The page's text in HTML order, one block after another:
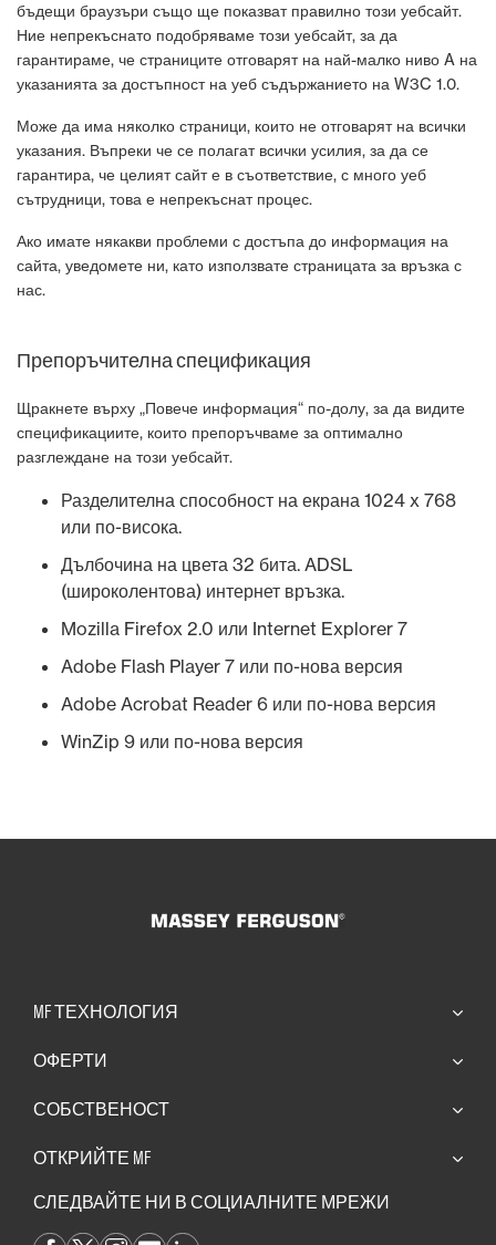
бъдещи браузъри също ще показват правилно този уебсайт.
Ние непрекъснато подобряваме този уебсайт, за да
гарантираме, че страниците отговарят на най-малко ниво A на
указанията за достъпност на уеб съдържанието на W3C 1.0.
Може да има няколко страници, които не отговарят на всички
указания. Въпреки че се полагат всички усилия, за да се
гарантира, че целият сайт е в съответствие, с много уеб
сътрудници, това е непрекъснат процес.
Ако имате някакви проблеми с достъпа до информация на
сайта, уведомете ни, като използвате страницата за връзка с
нас.
Препоръчителна спецификация
Щракнете върху „Повече информация“ по-долу, за да видите
спецификациите, които препоръчваме за оптимално
разглеждане на този уебсайт.
Разделителна способност на екрана 1024 x 768
или по-висока.
Дълбочина на цвета 32 бита. ADSL
(широколентова) интернет връзка.
Mozilla Firefox 2.0 или Internet Explorer 7
Adobe Flash Player 7 или по-нова версия
Adobe Acrobat Reader 6 или по-нова версия
WinZip 9 или по-нова версия
MF ТЕХНОЛОГИЯ
ОФЕРТИ
СОБСТВЕНОСТ
ОТКРИЙТЕ MF
СЛЕДВАЙТЕ НИ В СОЦИАЛНИТЕ МРЕЖИ